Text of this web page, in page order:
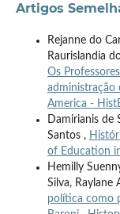
Artigos
Rejanne do
Raurislandia
Os
administração
America -
Damirianis de
Santos ,
of Education
Hemilly
Silva, Raylane
política como